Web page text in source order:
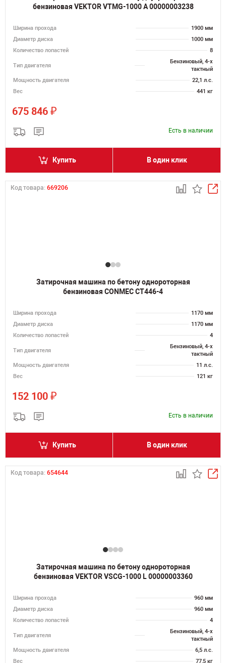
бензиновая VEKTOR VTMG-1000 A 00000003238
Ширина прохода
1900 мм
Диаметр диска
1000 мм
Количество лопастей
8
Тип двигателя
Бензиновый, 4-х
тактный
Мощность двигателя
22,1 л.с.
Вес
441 кг
675 846 ₽
Есть в наличии
Купить В один клик
Код товара: 669206
Затирочная машина по бетону однороторная
бензиновая CONMEC CT446-4
Ширина прохода
1170 мм
Диаметр диска
1170 мм
Количество лопастей
4
Тип двигателя
Бензиновый, 4-х
тактный
Мощность двигателя
11 л.с.
Вес
121 кг
152 100 ₽
Есть в наличии
Купить В один клик
Код товара: 654644
Затирочная машина по бетону однороторная
бензиновая VEKTOR VSCG-1000 L 00000003360
Ширина прохода
960 мм
Диаметр диска
960 мм
Количество лопастей
4
Тип двигателя
Бензиновый, 4-х
тактный
Мощность двигателя
6,5 л.с.
Вес
77,5 кг